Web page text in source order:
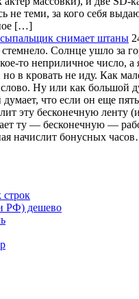
не теми, за кого себя
[…]
снимает штаны
Солнце ушло за
то неприличное число, а
в кровать не иду. Как
слово. Ну или как большой
думает, что если он еще
эту бесконечную ленту
ту — бесконечную —
начислит бонусных
строк
РФ) дешево